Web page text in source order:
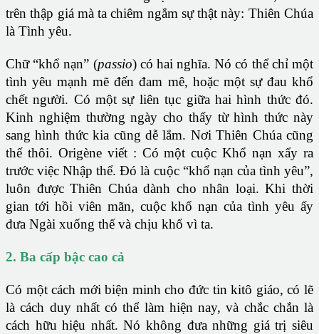
trên thập giá mà ta chiêm ngắm sự thật này: Thiên Chúa
là Tình yêu.
Chữ “khổ nạn” (passio) có hai nghĩa. Nó có thể chỉ một
tình yêu mạnh mẽ đến đam mê, hoặc một sự đau khổ
chết người. Có một sự liên tục giữa hai hình thức đó.
Kinh nghiệm thường ngày cho thấy từ hình thức này
sang hình thức kia cũng dễ lắm. Nơi Thiên Chúa cũng
thế thôi. Origène viết : Có một cuộc Khổ nạn xẩy ra
trước việc Nhập thể. Đó là cuộc “khổ nạn của tình yêu”,
luôn được Thiên Chúa dành cho nhân loại. Khi thời
gian tới hồi viên mãn, cuộc khổ nạn của tình yêu ấy
đưa Ngài xuống thế và chịu khổ vì ta.
2. Ba cấp bậc cao cả
Có một cách mới biện minh cho đức tin kitô giáo, có lẽ
là cách duy nhất có thể làm hiện nay, và chắc chắn là
cách hữu hiệu nhất. Nó không đưa những giá trị siêu